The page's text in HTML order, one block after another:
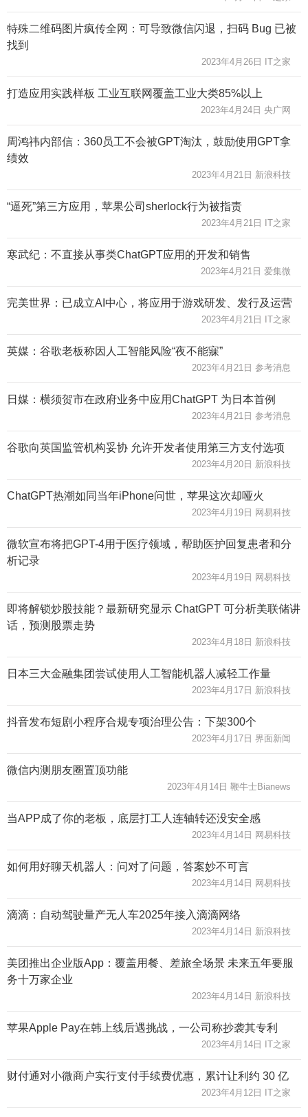
特殊二维码图片疯传全网：可导致微信闪退，扫码 Bug 已被
找到
2023年4月26日 IT之家
打造应用实践样板 工业互联网覆盖工业大类85%以上
2023年4月24日 央广网
周鸿祎内部信：360员工不会被GPT淘汰，鼓励使用GPT拿
绩效
2023年4月21日 新浪科技
“逼死”第三方应用，苹果公司sherlock行为被指责
2023年4月21日 IT之家
寒武纪：不直接从事类ChatGPT应用的开发和销售
2023年4月21日 爱集微
完美世界：已成立AI中心，将应用于游戏研发、发行及运营
2023年4月21日 IT之家
英媒：谷歌老板称因人工智能风险“夜不能寐”
2023年4月21日 参考消息
日媒：横须贺市在政府业务中应用ChatGPT 为日本首例
2023年4月21日 参考消息
谷歌向英国监管机构妥协 允许开发者使用第三方支付选项
2023年4月20日 新浪科技
ChatGPT热潮如同当年iPhone问世，苹果这次却哑火
2023年4月19日 网易科技
微软宣布将把GPT-4用于医疗领域，帮助医护回复患者和分
析记录
2023年4月19日 网易科技
即将解锁炒股技能？最新研究显示 ChatGPT 可分析美联储讲
话，预测股票走势
2023年4月18日 新浪科技
日本三大金融集团尝试使用人工智能机器人减轻工作量
2023年4月17日 新浪科技
抖音发布短剧小程序合规专项治理公告：下架300个
2023年4月17日 界面新闻
微信内测朋友圈置顶功能
2023年4月14日 鞭牛士Bianews
当APP成了你的老板，底层打工人连轴转还没安全感
2023年4月14日 网易科技
如何用好聊天机器人：问对了问题，答案妙不可言
2023年4月14日 网易科技
滴滴：自动驾驶量产无人车2025年接入滴滴网络
2023年4月14日 新浪科技
美团推出企业版App：覆盖用餐、差旅全场景 未来五年要服
务十万家企业
2023年4月14日 新浪科技
苹果Apple Pay在韩上线后遇挑战，一公司称抄袭其专利
2023年4月14日 IT之家
财付通对小微商户实行支付手续费优惠，累计让利约 30 亿
2023年4月12日 IT之家